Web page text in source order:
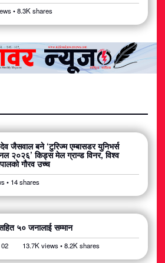
• 8.3K shares
जैसवाल बने ‘टुरिज्म एम्बासडर युनिभर्स
२०२६’ किड्स मेल ग्रान्ड विनर, विश्व
गौरव उच्च
• 14 shares
५० जनालाई सम्मान
13.7K views • 8.2K shares